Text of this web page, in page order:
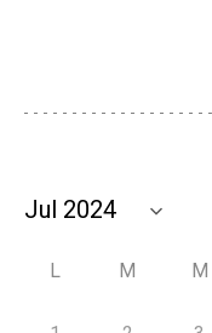
L M M